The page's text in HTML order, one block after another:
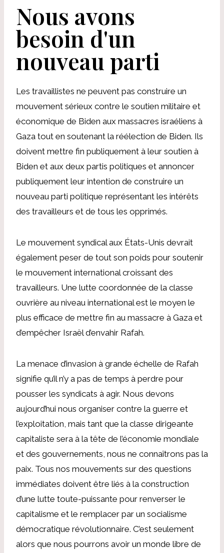
Nous avons
besoin d'un
nouveau parti
Les travaillistes ne peuvent pas construire un
mouvement sérieux contre le soutien militaire et
économique de Biden aux massacres israéliens à
Gaza tout en soutenant la réélection de Biden. Ils
doivent mettre fin publiquement à leur soutien à
Biden et aux deux partis politiques et annoncer
publiquement leur intention de construire un
nouveau parti politique représentant les intérêts
des travailleurs et de tous les opprimés.
Le mouvement syndical aux États-Unis devrait
également peser de tout son poids pour soutenir
le mouvement international croissant des
travailleurs. Une lutte coordonnée de la classe
ouvrière au niveau international est le moyen le
plus efficace de mettre fin au massacre à Gaza et
d’empêcher Israël d’envahir Rafah.
La menace d’invasion à grande échelle de Rafah
signifie qu’il n’y a pas de temps à perdre pour
pousser les syndicats à agir. Nous devons
aujourd’hui nous organiser contre la guerre et
l’exploitation, mais tant que la classe dirigeante
capitaliste sera à la tête de l’économie mondiale
et des gouvernements, nous ne connaîtrons pas la
paix. Tous nos mouvements sur des questions
immédiates doivent être liés à la construction
d’une lutte toute-puissante pour renverser le
capitalisme et le remplacer par un socialisme
démocratique révolutionnaire. C’est seulement
alors que nous pourrons avoir un monde libre de